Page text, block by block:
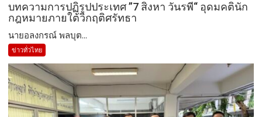
บทความการปฏิรูปประเทศ ”7 สิงหา วันรพี“ อุดมคตินัก
กฎหมายภายใต้วิกฤติศรัทธา
นายอลงกรณ์ พลบุต...
ข่าวทั่วไทย